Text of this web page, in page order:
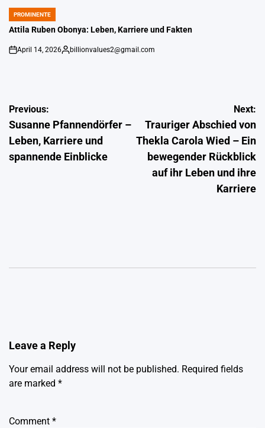
POSTED
IN
PROMINENTE
Attila Ruben Obonya: Leben, Karriere und Fakten
on
April 14, 2026
Gepostet
billionvalues2@gmail.com
Post
navigation
Previous:
Susanne Pfannendörfer –
Leben, Karriere und
spannende Einblicke
Next:
Trauriger Abschied von
Thekla Carola Wied – Ein
bewegender Rückblick
auf ihr Leben und ihre
Karriere
Leave a Reply
Your email address will not be published. Required fields
are marked *
Comment *